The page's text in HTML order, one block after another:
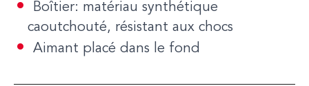
Boîtier: matériau synthétique
caoutchouté, résistant aux chocs
Aimant placé dans le fond